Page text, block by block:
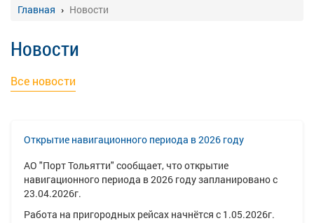
Главная Новости
Новости
Все новости
Открытие навигационного периода в 2026 году
АО "Порт Тольятти" сообщает, что открытие
навигационного периода в 2026 году запланировано с
23.04.2026г.
Работа на пригородных рейсах начнётся с 1.05.2026г.